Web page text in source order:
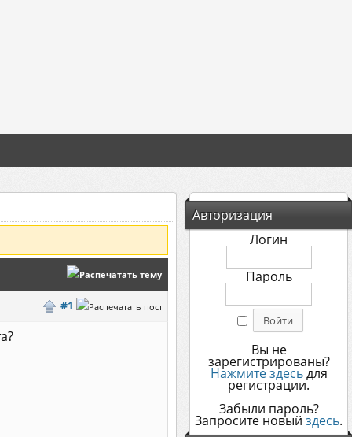
Авторизация
Логин
Пароль
Вы не
зарегистрированы?
Нажмите здесьдля
регистрации.
Забыли пароль?
Запросите новый здесь.
#1